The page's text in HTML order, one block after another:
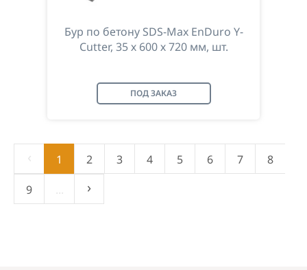
Бур по бетону SDS-Max EnDuro Y-
Cutter, 35 х 600 х 720 мм, шт.
ПОД ЗАКАЗ
‹ 1 2 3 4 5 6 7
8
9
... ›